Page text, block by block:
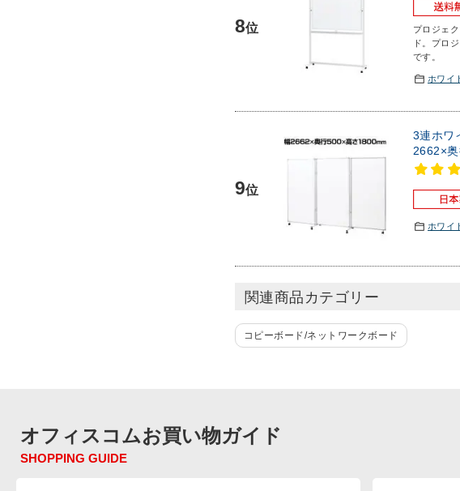
8位 プロジェ
ド。プロ
です。
ホワイ
9位
3連ホワ
2662×
ホワイ
関連商品カテゴリー
コピーボード/ネットワークボード
オフィスコムお買い物ガイド
SHOPPING GUIDE